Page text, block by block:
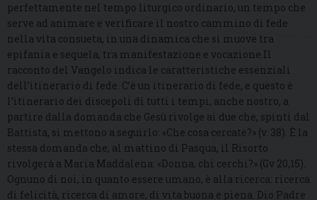
perfettamente nel tempo liturgico ordinario, un tempo che
serve ad animare e verificare il nostro cammino di fede
nella vita consueta, in una dinamica che si muove tra
epifania e sequela, tra manifestazione e vocazione.Il
racconto del Vangelo indica le caratteristiche essenziali
dell’itinerario di fede. C’è un itinerario di fede, e questo è
l’itinerario dei discepoli di tutti i tempi, anche nostro, a
partire dalla domanda che Gesù rivolge ai due che, spinti dal
Battista, si mettono a seguirlo: «Che cosa cercate?» (v. 38). È la
stessa domanda che, al mattino di Pasqua, il Risorto
rivolgerà a Maria Maddalena: «Donna, chi cerchi?» (Gv 20,15).
Ognuno di noi, in quanto essere umano, è alla ricerca: ricerca
di felicità, ricerca di amore, di vita buona e piena. Dio Padre